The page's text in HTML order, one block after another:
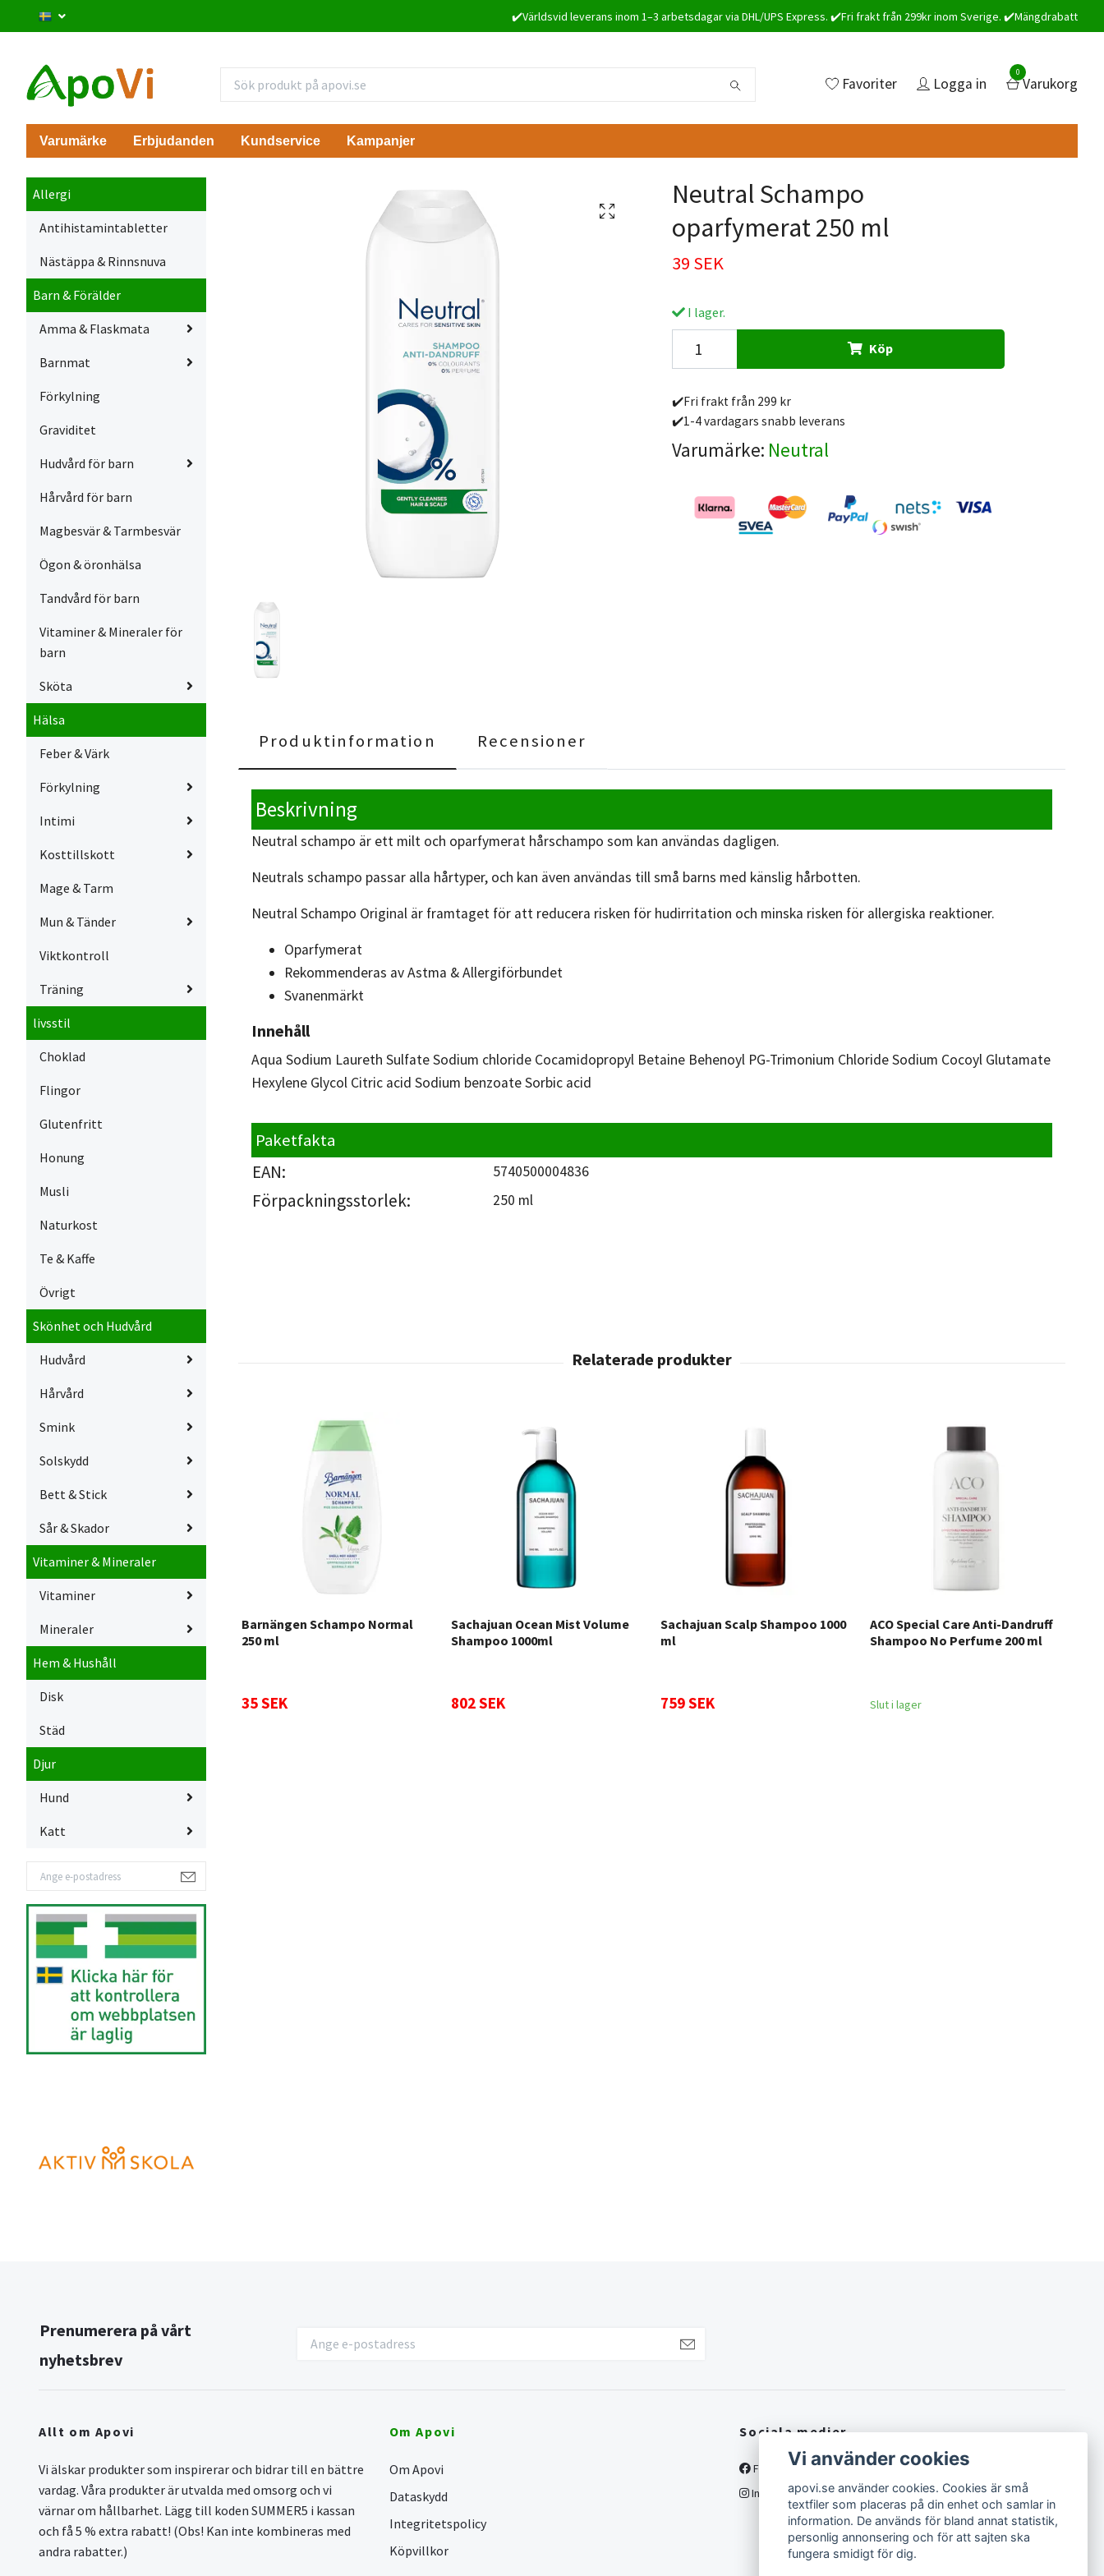
✔️Världsvid leverans inom 1–3 arbetsdagar via DHL/UPS Express. ✔️Fri frakt från 299kr inom Sverige. ✔️Mängdrabatt
Favoriter Logga in
0
Varukorg
Varumärke Erbjudanden Kundservice Kampanjer
Allergi
Antihistamintabletter
Nästäppa & Rinnsnuva
Barn & Förälder
Amma & Flaskmata
Barnmat
Förkylning
Graviditet
Hudvård för barn
Hårvård för barn
Magbesvär & Tarmbesvär
Ögon & öronhälsa
Tandvård för barn
Vitaminer & Mineraler för
barn
Sköta
Hälsa
Feber & Värk
Förkylning
Intimi
Kosttillskott
Mage & Tarm
Mun & Tänder
Viktkontroll
Träning
livsstil
Choklad
Flingor
Glutenfritt
Honung
Musli
Naturkost
Te & Kaffe
Övrigt
Skönhet och Hudvård
Hudvård
Hårvård
Smink
Solskydd
Bett & Stick
Sår & Skador
Vitaminer & Mineraler
Vitaminer
Mineraler
Hem & Hushåll
Disk
Städ
Djur
Hund
Katt
Neutral Schampo
oparfymerat 250 ml
39 SEK
I lager.
Köp
✔️Fri frakt från 299 kr
✔️1-4 vardagars snabb leverans
Varumärke: Neutral
Produktinformation Recensioner
Beskrivning
Neutral schampo är ett milt och oparfymerat hårschampo som kan användas dagligen.
Neutrals schampo passar alla hårtyper, och kan även användas till små barns med känslig hårbotten.
Neutral Schampo Original är framtaget för att reducera risken för hudirritation och minska risken för allergiska reaktioner.
Oparfymerat
Rekommenderas av Astma & Allergiförbundet
Svanenmärkt
Innehåll
Aqua Sodium Laureth Sulfate Sodium chloride Cocamidopropyl Betaine Behenoyl PG-Trimonium Chloride Sodium Cocoyl Glutamate
Hexylene Glycol Citric acid Sodium benzoate Sorbic acid
Paketfakta
EAN: 5740500004836
Förpackningsstorlek: 250 ml
Barnängen Schampo Normal
250 ml
35 SEK
Sachajuan Ocean Mist Volume
Shampoo 1000ml
802 SEK
Sachajuan Scalp Shampoo 1000
ml
759 SEK
ACO Special Care Anti-Dandruff
Shampoo No Perfume 200 ml
Slut i lager
Prenumerera på vårt
nyhetsbrev
Allt om Apovi
Vi älskar produkter som inspirerar och bidrar till en bättre
vardag. Våra produkter är utvalda med omsorg och vi
värnar om hållbarhet. Lägg till koden SUMMER5 i kassan
och få 5 % extra rabatt! (Obs! Kan inte kombineras med
andra rabatter.)
Om Apovi
Om Apovi
Dataskydd
Integritetspolicy
Köpvillkor
Sociala medier
Facebook
Instagram
Vi använder cookies
apovi.se använder cookies. Cookies är små
textfiler som placeras på din enhet och samlar in
information. De används för bland annat statistik,
personlig annonsering och för att sajten ska
fungera smidigt för dig.